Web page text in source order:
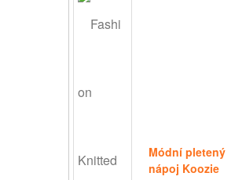
Módní pletený
nápoj Koozie